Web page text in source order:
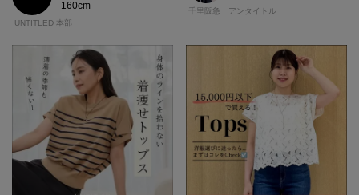
160cm
UNTITLED 本部
千里阪急 アンタイトル